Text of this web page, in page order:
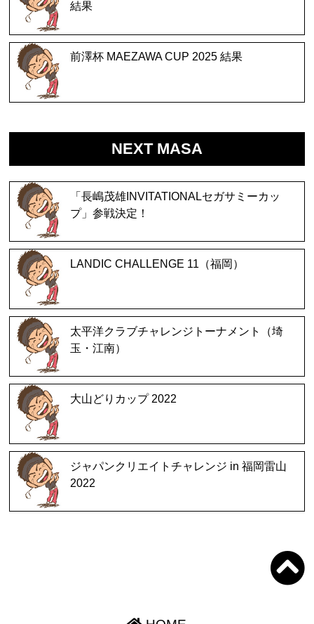
結果
前澤杯 MAEZAWA CUP 2025 結果
NEXT MASA
「長嶋茂雄INVITATIONALセガサミーカッ
プ」参戦決定！
LANDIC CHALLENGE 11（福岡）
太平洋クラブチャレンジトーナメント（埼
玉・江南）
大山どりカップ 2022
ジャパンクリエイトチャレンジ in 福岡雷山
2022